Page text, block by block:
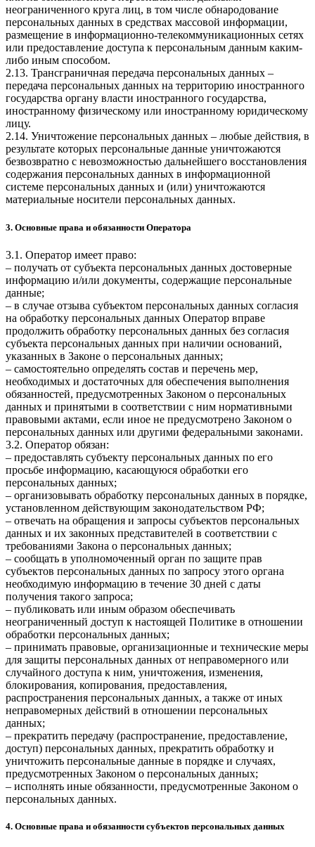
неограниченного круга лиц, в том числе обнародование
персональных данных в средствах массовой информации,
размещение в информационно-телекоммуникационных сетях
или предоставление доступа к персональным данным каким-
либо иным способом.
2.13. Трансграничная передача персональных данных –
передача персональных данных на территорию иностранного
государства органу власти иностранного государства,
иностранному физическому или иностранному юридическому
лицу.
2.14. Уничтожение персональных данных – любые действия, в
результате которых персональные данные уничтожаются
безвозвратно с невозможностью дальнейшего восстановления
содержания персональных данных в информационной
системе персональных данных и (или) уничтожаются
материальные носители персональных данных.
3. Основные права и обязанности Оператора
3.1. Оператор имеет право:
– получать от субъекта персональных данных достоверные
информацию и/или документы, содержащие персональные
данные;
– в случае отзыва субъектом персональных данных согласия
на обработку персональных данных Оператор вправе
продолжить обработку персональных данных без согласия
субъекта персональных данных при наличии оснований,
указанных в Законе о персональных данных;
– самостоятельно определять состав и перечень мер,
необходимых и достаточных для обеспечения выполнения
обязанностей, предусмотренных Законом о персональных
данных и принятыми в соответствии с ним нормативными
правовыми актами, если иное не предусмотрено Законом о
персональных данных или другими федеральными законами.
3.2. Оператор обязан:
– предоставлять субъекту персональных данных по его
просьбе информацию, касающуюся обработки его
персональных данных;
– организовывать обработку персональных данных в порядке,
установленном действующим законодательством РФ;
– отвечать на обращения и запросы субъектов персональных
данных и их законных представителей в соответствии с
требованиями Закона о персональных данных;
– сообщать в уполномоченный орган по защите прав
субъектов персональных данных по запросу этого органа
необходимую информацию в течение 30 дней с даты
получения такого запроса;
– публиковать или иным образом обеспечивать
неограниченный доступ к настоящей Политике в отношении
обработки персональных данных;
– принимать правовые, организационные и технические меры
для защиты персональных данных от неправомерного или
случайного доступа к ним, уничтожения, изменения,
блокирования, копирования, предоставления,
распространения персональных данных, а также от иных
неправомерных действий в отношении персональных
данных;
– прекратить передачу (распространение, предоставление,
доступ) персональных данных, прекратить обработку и
уничтожить персональные данные в порядке и случаях,
предусмотренных Законом о персональных данных;
– исполнять иные обязанности, предусмотренные Законом о
персональных данных.
4. Основные права и обязанности субъектов персональных данных